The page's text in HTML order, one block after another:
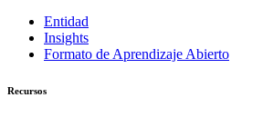
Entidad
Insights
Formato de Aprendizaje Abierto
Recursos